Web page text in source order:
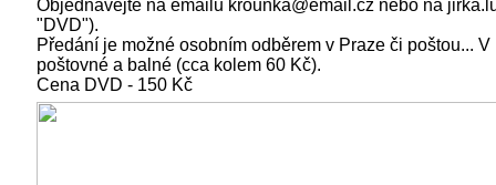
Objednávejte na emailu krounka@email.cz nebo na
"DVD").
Předání je možné osobním odběrem v Praze či poštou...
poštovné a balné (cca kolem 60 Kč).
Cena DVD - 150 Kč